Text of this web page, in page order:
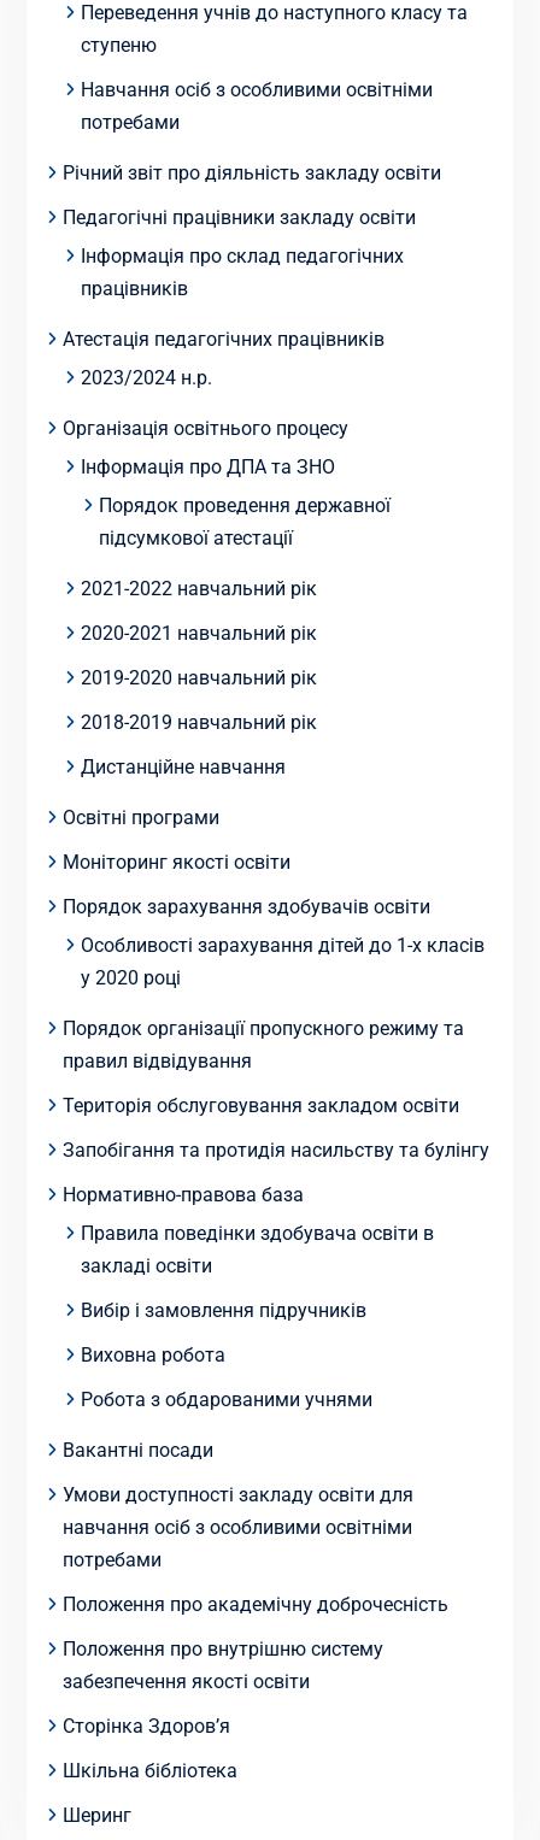
Переведення учнів до наступного класу та
ступеню
Навчання осіб з особливими освітніми
потребами
Річний звіт про діяльність закладу освіти
Педагогічні працівники закладу освіти
Інформація про склад педагогічних
працівників
Атестація педагогічних працівників
2023/2024 н.р.
Організація освітнього процесу
Інформація про ДПА та ЗНО
Порядок проведення державної
підсумкової атестації
2021-2022 навчальний рік
2020-2021 навчальний рік
2019-2020 навчальний рік
2018-2019 навчальний рік
Дистанційне навчання
Освітні програми
Моніторинг якості освіти
Порядок зарахування здобувачів освіти
Особливості зарахування дітей до 1-х класів
у 2020 році
Порядок організації пропускного режиму та
правил відвідування
Територія обслуговування закладом освіти
Запобігання та протидія насильству та булінгу
Нормативно-правова база
Правила поведінки здобувача освіти в
закладі освіти
Вибір і замовлення підручників
Виховна робота
Робота з обдарованими учнями
Вакантні посади
Умови доступності закладу освіти для
навчання осіб з особливими освітніми
потребами
Положення про академічну доброчесність
Положення про внутрішню систему
забезпечення якості освіти
Сторінка Здоров’я
Шкільна бібліотека
Шеринг